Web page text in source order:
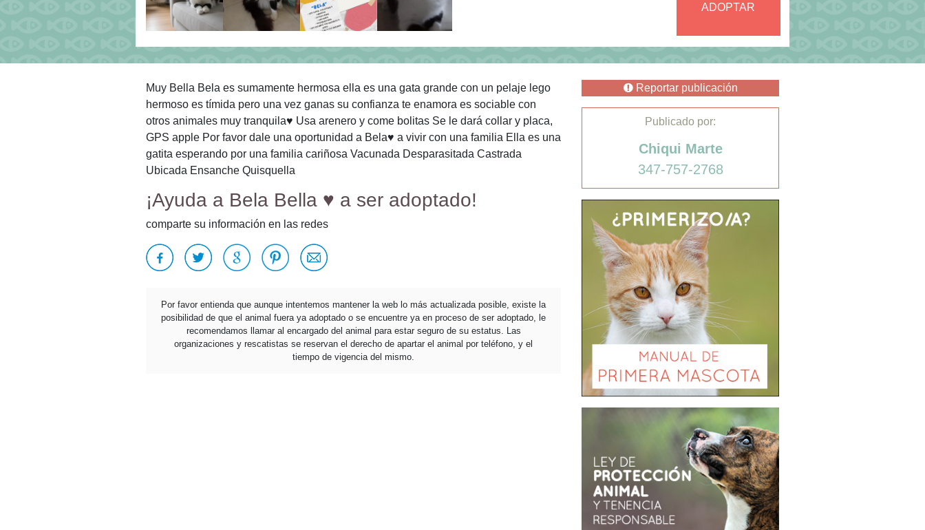
ADOPTAR
Muy Bella Bela es sumamente hermosa ella es una gata grande con un pelaje lego
hermoso es tímida pero una vez ganas su confianza te enamora es sociable con
otros animales muy tranquila♥️ Usa arenero y come bolitas Se le dará collar y placa,
GPS apple Por favor dale una oportunidad a Bela♥️ a vivir con una familia Ella es una
gatita esperando por una familia cariñosa Vacunada Desparasitada Castrada
Ubicada Ensanche Quisquella
¡Ayuda a Bela Bella ♥️ a ser adoptado!
comparte su información en las redes
Por favor entienda que aunque intentemos mantener la web lo más actualizada posible, existe la
posibilidad de que el animal fuera ya adoptado o se encuentre ya en proceso de ser adoptado, le
recomendamos llamar al encargado del animal para estar seguro de su estatus. Las
organizaciones y rescatistas se reservan el derecho de apartar el animal por teléfono, y el
tiempo de vigencia del mismo.
Reportar publicación
Publicado por:
Chiqui Marte
347-757-2768